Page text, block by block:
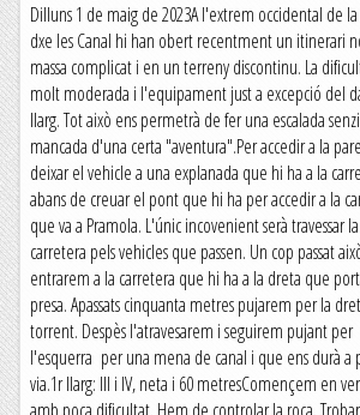
Dilluns 1 de maig de 2023A l'extrem occidental de
dxe les Canal hi han obert recentment un itinerari
massa complicat i en un terreny discontinu. La
molt moderada i l'equipament just a excepció del
llarg. Tot això ens permetrà de fer una escalada
mancada d'una certa "aventura".Per accedir a la
deixar el vehicle a una explanada que hi ha a la
abans de creuar el pont que hi ha per accedir a la
que va a Pramola. L'únic incovenient serà travessar la
carretera pels vehicles que passen. Un cop passat
entrarem a la carretera que hi ha a la dreta que
presa. Apassats cinquanta metres pujarem per la
torrent. Despès l'atravesarem i seguirem pujant per
l'esquerra per una mena de canal i que ens durà a
via.1r llarg: III i IV, neta i 60 metresComençem en